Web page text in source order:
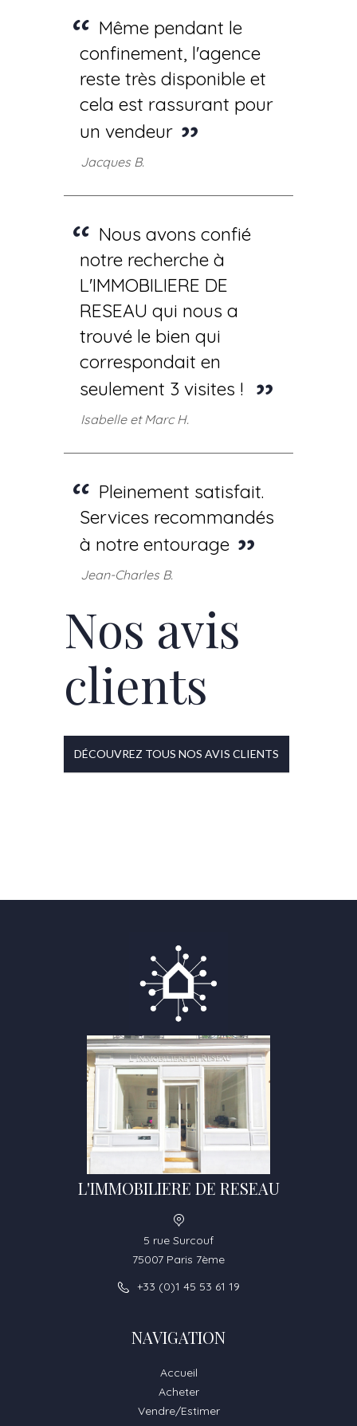
Même pendant le
confinement, l'agence
reste très disponible et
cela est rassurant pour
un vendeur
Jacques B.
Nous avons confié
notre recherche à
L'IMMOBILIERE DE
RESEAU qui nous a
trouvé le bien qui
correspondait en
seulement 3 visites !
Isabelle et Marc H.
Pleinement satisfait.
Services recommandés
à notre entourage
Jean-Charles B.
Nos avis
clients
DÉCOUVREZ TOUS NOS AVIS CLIENTS
L'IMMOBILIERE DE RESEAU
5 rue Surcouf
75007 Paris 7ème
+33 (0)1 45 53 61 19
NAVIGATION
Accueil
Acheter
Vendre/Estimer